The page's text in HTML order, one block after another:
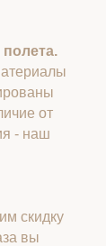
полета.
от
- наш
скидку
вы